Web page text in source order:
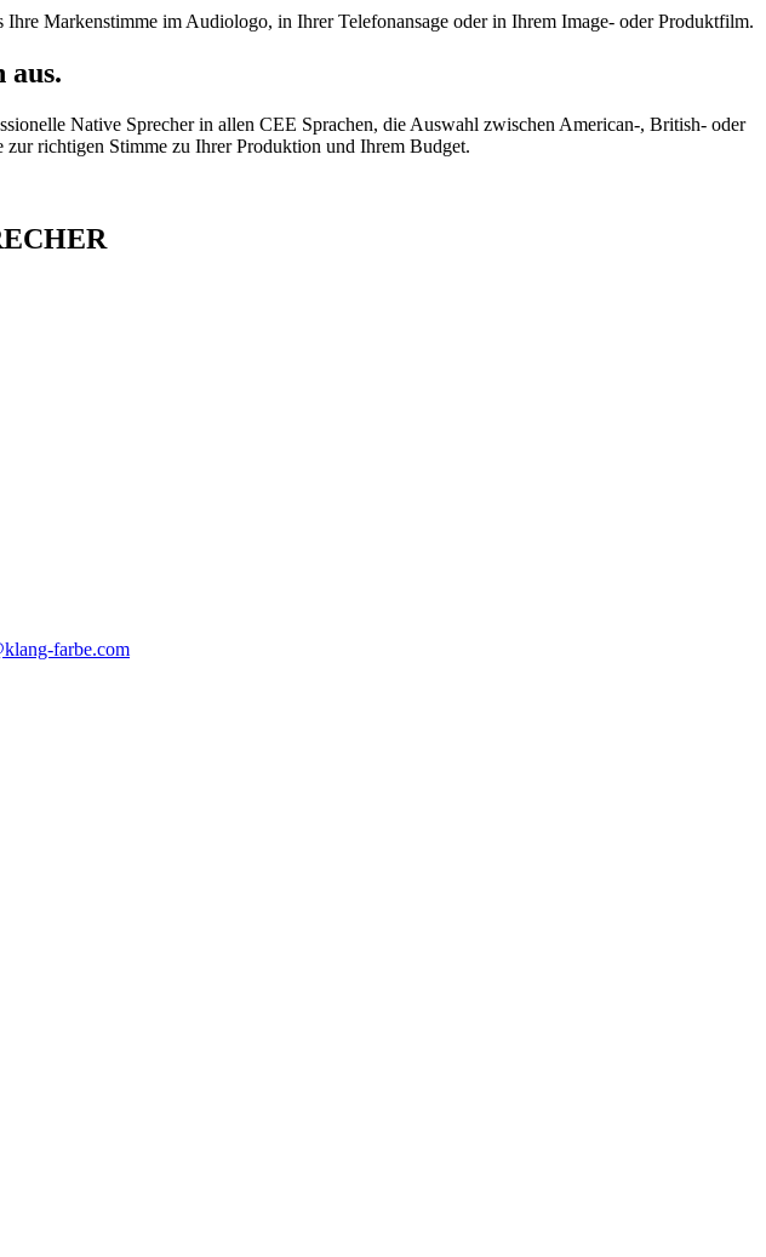
Markenstimme im Audiologo, in Ihrer Telefonansage oder in Ihrem Image- oder Produktfilm.
aus.
Native Sprecher in allen CEE Sprachen, die Auswahl zwischen American-, British- oder
richtigen Stimme zu Ihrer Produktion und Ihrem Budget.
farbe.com